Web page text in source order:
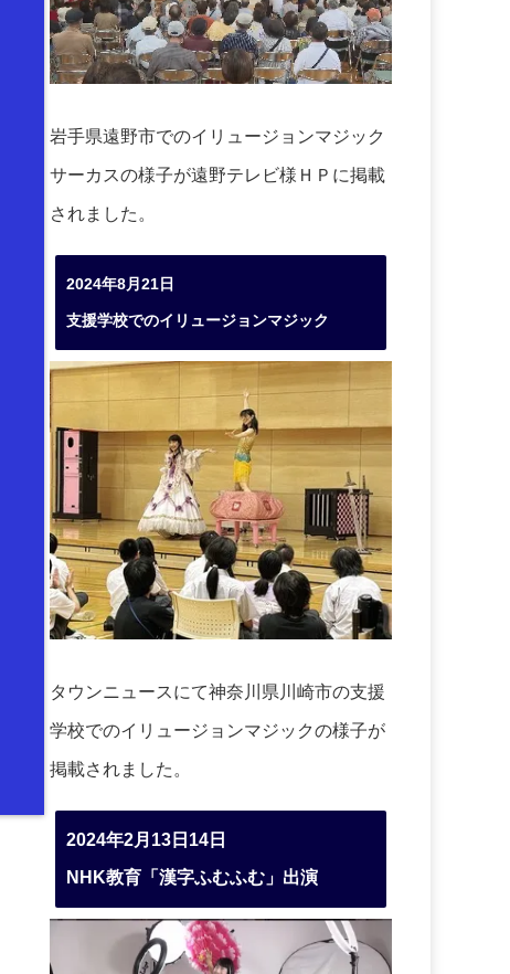
岩手県遠野市でのイリュージョンマジック
サーカスの様子が遠野テレビ様ＨＰに掲載
されました。
2024年8月21日
支援学校でのイリュージョンマジック
タウンニュースにて神奈川県川崎市の支援
学校でのイリュージョンマジックの様子が
掲載されました。
2024年2月13日14日
NHK教育「漢字ふむふむ」出演